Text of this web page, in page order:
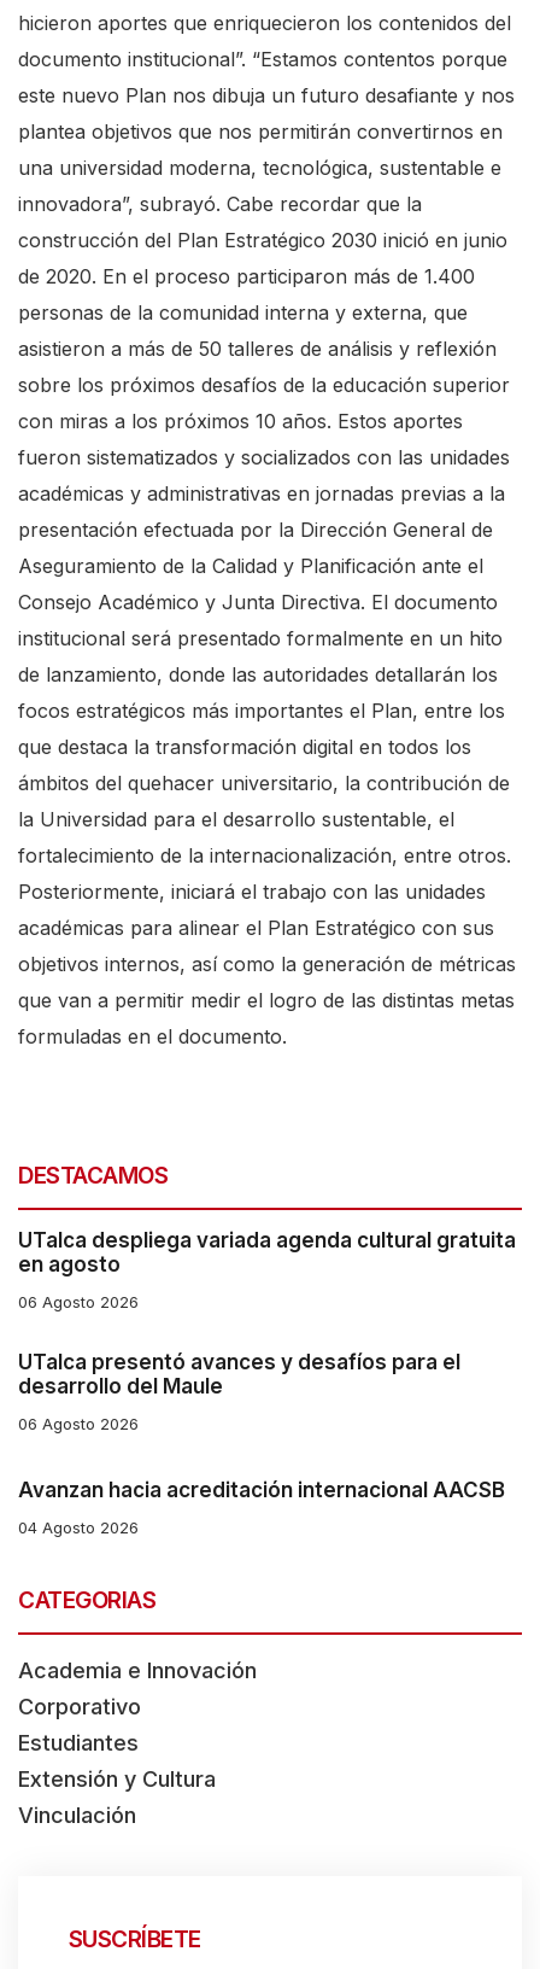
hicieron aportes que enriquecieron los contenidos del
documento institucional”. “Estamos contentos porque
este nuevo Plan nos dibuja un futuro desafiante y nos
plantea objetivos que nos permitirán convertirnos en
una universidad moderna, tecnológica, sustentable e
innovadora”, subrayó. Cabe recordar que la
construcción del Plan Estratégico 2030 inició en junio
de 2020. En el proceso participaron más de 1.400
personas de la comunidad interna y externa, que
asistieron a más de 50 talleres de análisis y reflexión
sobre los próximos desafíos de la educación superior
con miras a los próximos 10 años. Estos aportes
fueron sistematizados y socializados con las unidades
académicas y administrativas en jornadas previas a la
presentación efectuada por la Dirección General de
Aseguramiento de la Calidad y Planificación ante el
Consejo Académico y Junta Directiva. El documento
institucional será presentado formalmente en un hito
de lanzamiento, donde las autoridades detallarán los
focos estratégicos más importantes el Plan, entre los
que destaca la transformación digital en todos los
ámbitos del quehacer universitario, la contribución de
la Universidad para el desarrollo sustentable, el
fortalecimiento de la internacionalización, entre otros.
Posteriormente, iniciará el trabajo con las unidades
académicas para alinear el Plan Estratégico con sus
objetivos internos, así como la generación de métricas
que van a permitir medir el logro de las distintas metas
formuladas en el documento.
DESTACAMOS
UTalca despliega variada agenda cultural gratuita
en agosto
06 Agosto 2026
UTalca presentó avances y desafíos para el
desarrollo del Maule
06 Agosto 2026
Avanzan hacia acreditación internacional AACSB
04 Agosto 2026
CATEGORIAS
Academia e Innovación
Corporativo
Estudiantes
Extensión y Cultura
Vinculación
SUSCRÍBETE